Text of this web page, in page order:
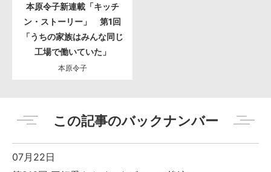
本原令子新連載「キッチ
ン・ストーリー」 第1回
「うちの家族はみんな同じ
工場で働いていた」
本原令子
この記事のバックナンバー
07月22日